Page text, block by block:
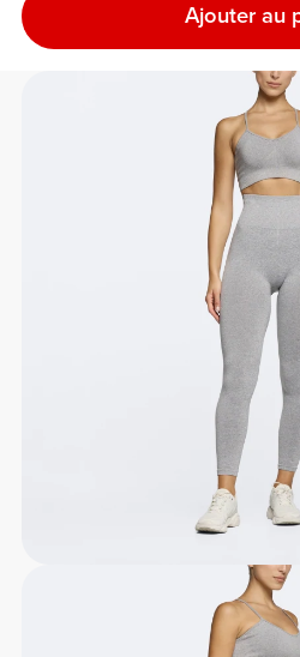
Ajouter au